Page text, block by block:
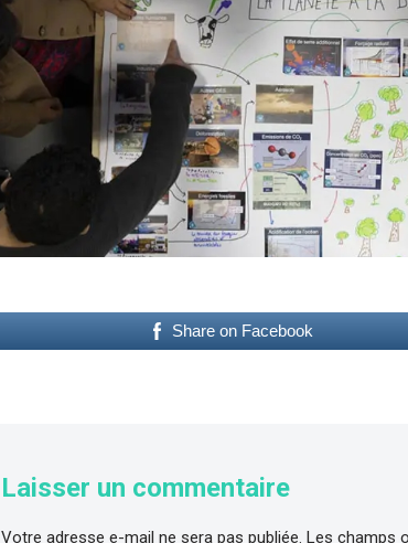
Share on Facebook
Laisser un commentaire
Votre adresse e-mail ne sera pas publiée. Les champs